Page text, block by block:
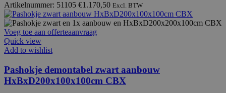
Artikelnummer: 51105 €1.170,50 Excl. BTW
Voeg toe aan offerteaanvraag
Quick view
Add to wishlist
Pashokje demontabel zwart aanbouw
HxBxD200x100x100cm CBX